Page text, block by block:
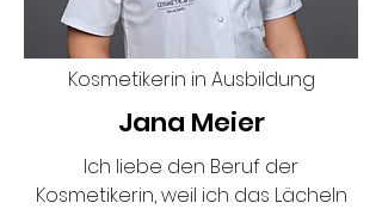
Kosmetikerin in Ausbildung
Jana Meier
Ich liebe den Beruf der
Kosmetikerin, weil ich das Lächeln